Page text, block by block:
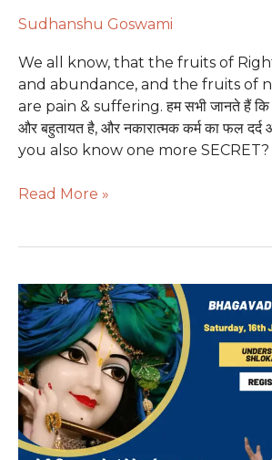
Sudhanshu Goswami
We all know, that the fruits of
and abundance, and the fruits of
are pain & suffering. हम सभी जानते हैं कि
और बहुतायत है, और नकारात्मक कर्म का फल
you also know one more SECRET?
karma
Didn’t
Do?
|
Bhagavad
Gita
2.33
Read More »
The
Key
To
Resolve
All
Relationship
Issues
|